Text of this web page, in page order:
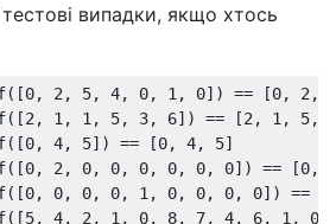
випадки, якщо хтось
f([0, 2, 5, 4, 0, 1, 0]) == [0, 2,
f([2, 1, 1, 5, 3, 6]) == [2, 1, 5,
4, 5]) == [0, 4, 5]
f([0, 2, 0, 0, 0, 0, 0, 0]) == [0,
f([0, 0, 0, 0, 1, 0, 0, 0, 0]) ==
f([5, 4, 2, 1, 0, 8, 7, 4, 6, 1,